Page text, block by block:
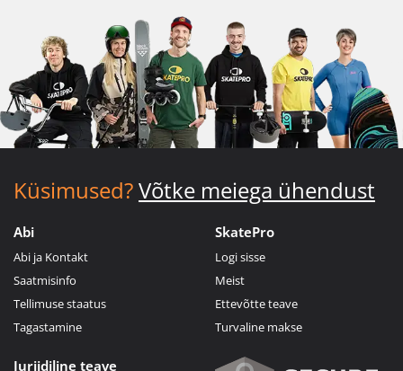
Küsimused?Võtke meiega ühendust
Abi
Abi ja Kontakt
Saatmisinfo
Tellimuse staatus
Tagastamine
SkatePro
Logi sisse
Meist
Ettevõtte teave
Turvaline makse
Juriidiline teave